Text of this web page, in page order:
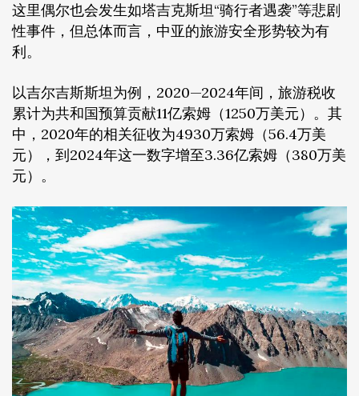
这里偶尔也会发生如塔吉克斯坦“骑行者遇袭”等悲剧
性事件，但总体而言，中亚的旅游安全形势较为有
利。
以吉尔吉斯斯坦为例，2020—2024年间，旅游税收
累计为共和国预算贡献11亿索姆（1250万美元）。其
中，2020年的相关征收为4930万索姆（56.4万美
元），到2024年这一数字增至3.36亿索姆（380万美
元）。